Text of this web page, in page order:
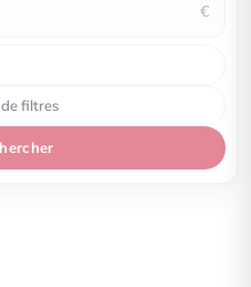
€
filtres